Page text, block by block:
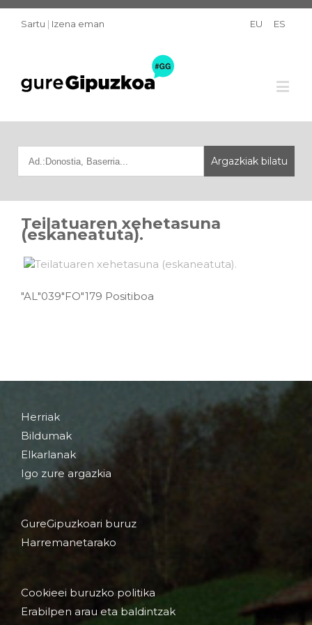
Sartu | Izena eman EU ES
Teilatuaren xehetasuna
(eskaneatuta).
"AL"039"FO"179 Positiboa
Herriak
Bildumak
Elkarlanak
Igo zure argazkia
GureGipuzkoari buruz
Harremanetarako
Cookieei buruzko politika
Erabilpen arau eta baldintzak